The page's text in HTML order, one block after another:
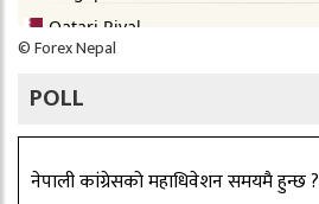
©Forex Nepal
POLL
नेपाली कांग्रेसको महाधिवेशन समयमै हुन्छ ?